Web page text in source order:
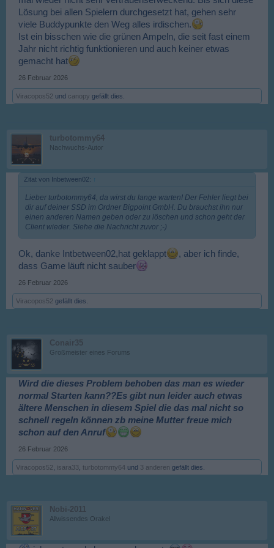
Lösung bei allen Spielern durchgesetzt hat, gehen sehr
viele Buddypunkte den Weg alles irdischen.
Ist ein bisschen wie die grünen Ampeln, die seit fast einem
Jahr nicht richtig funktionieren und auch keiner etwas
gemacht hat
26 Februar 2026
Viracopos52 und canopy gefällt dies.
turbotommy64
Nachwuchs-Autor
Zitat von Inbetween02: ↑
Lieber turbotommy64, da wirst du lange warten! Der Fehler liegt bei
dir auf deiner SSD im Ordner Bigpoint GmbH. Du brauchst ihn nur
einen anderen Namen geben oder zu löschen und schon geht der
Client wieder. Siehe die Nachricht zuvor ;-)
Ok, danke Intbetween02,hat geklappt
, aber ich finde,
dass Game läuft nicht sauber
26 Februar 2026
Viracopos52 gefällt dies.
Conair35
Großmeister eines Forums
Wird die dieses Problem behoben das man es wieder
normal Starten kann??Es gibt nun leider auch etwas
ältere Menschen in diesem Spiel die das mal nicht so
schnell regeln können zb meine Mutter freue mich
schon auf den Anruf
26 Februar 2026
Viracopos52 isara33 turbotommy64 und 3 anderen gefällt dies.
Nobi-2011
Allwissendes Orakel